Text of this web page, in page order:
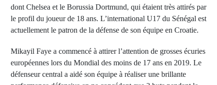
dont Chelsea et le Borussia Dortmund, qui étaient très attirés par
le profil du joueur de 18 ans. L’international U17 du Sénégal est
actuellement le patron de la défense de son équipe en Croatie.
Mikayil Faye a commencé à attirer l’attention de grosses écuries
européennes lors du Mondial des moins de 17 ans en 2019. Le
défenseur central a aidé son équipe à réaliser une brillante